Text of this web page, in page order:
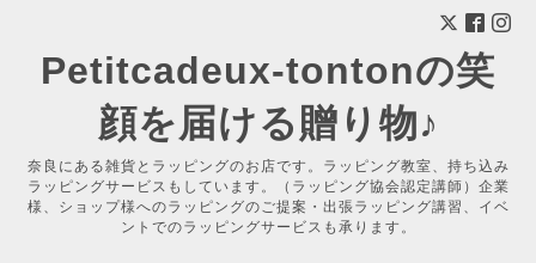
Petitcadeux-tontonの笑
顔を届ける贈り物♪
奈良にある雑貨とラッピングのお店です。ラッピング教室、持ち込み
ラッピングサービスもしています。（ラッピング協会認定講師）企業
様、ショップ様へのラッピングのご提案・出張ラッピング講習、イベ
ントでのラッピングサービスも承ります。